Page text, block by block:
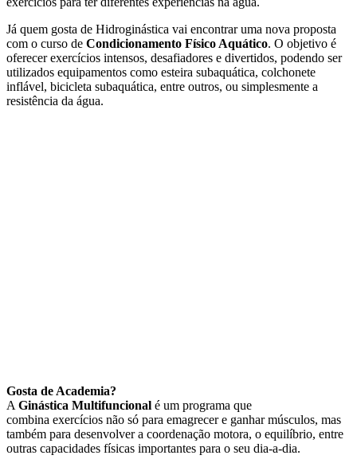
Já quem gosta de Hidroginástica vai encontrar uma nova proposta
com o curso de Condicionamento Físico Aquático. O objetivo é
oferecer exercícios intensos, desafiadores e divertidos, podendo ser
utilizados equipamentos como esteira subaquática, colchonete
inflável, bicicleta subaquática, entre outros, ou simplesmente a
resistência da água.
Gosta de Academia?
A Ginástica Multifuncional é um programa que
combina exercícios não só para emagrecer e ganhar músculos, mas
também para desenvolver a coordenação motora, o equilíbrio, entre
outras capacidades físicas importantes para o seu dia-a-dia.